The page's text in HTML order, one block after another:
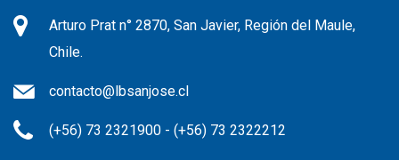
Arturo Prat n° 2870, San Javier, Región del Maule,
Chile.
contacto@lbsanjose.cl
(+56) 73 2321900 - (+56) 73 2322212